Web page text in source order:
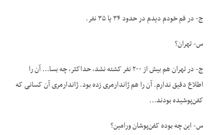
ج- در قم خودم دیدم در حدود ۳۴ یا ۳۵ نفر.
س- تهران؟
ج- در تهران هم بیش از ۲۰۰ نفر کشته نشد، حداکثر، چه بسا… آن را
اطلاع دقیق ندارم. آن را هم ژاندارمری زده بود. ژاندارمری آن کسانی که
کفن‌پوشیده بودند…
س- این چه بوده کفن‌پوشان ورامین؟